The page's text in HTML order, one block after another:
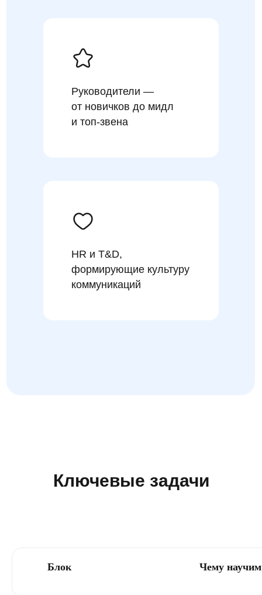
Руководители —
от новичков до мидл
и топ-звена
HR и T&D,
формирующие культуру
коммуникаций
Ключевые задачи
Блок Чему научим